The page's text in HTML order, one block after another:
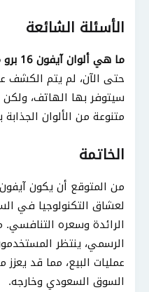
الأسئلة الشائعة
ما هي ألوان آيفون 16 برو ماكس؟
حتى الآن، لم يتم الكشف
سيتوفر بها الهاتف،
متنوعة من الألوان
الخاتمة
لعشاق التكنولوجيا في
الرائدة وسعره
الرسمي، ينتظر
عمليات البيع، مما قد
السوق السعودي وخارجه.